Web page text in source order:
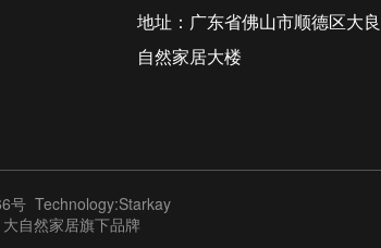
地址：广东省佛山市顺德区大
自然家居大楼
号 Technology:Starkay
家居旗下品牌